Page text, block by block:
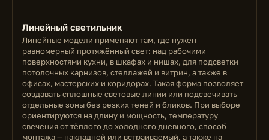
Линейный светильник
Линейные модели применяют там, где нужен
равномерный протяжённый свет: над рабочими
поверхностями кухни, в шкафах и нишах, для подсветки
потолочных карнизов, стеллажей и витрин, а также в
офисах, мастерских и коридорах. Такая форма позволяет
создавать сплошные световые линии или подсвечивать
отдельные зоны без резких теней и бликов. При выборе
ориентируются на длину и мощность, температуру
свечения от тёплого до холодного дневного, способ
монтажа — накладной или встраиваемый, а также на